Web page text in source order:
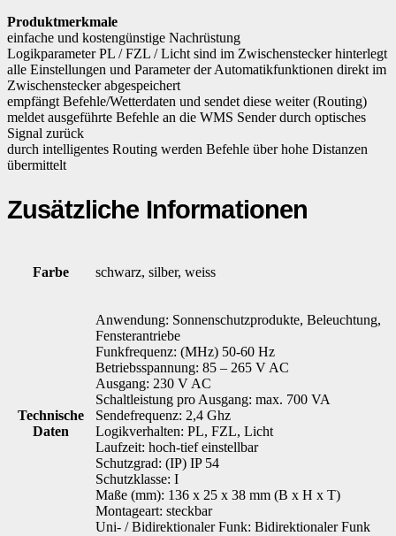
Produktmerkmale
einfache und kostengünstige Nachrüstung
Logikparameter PL / FZL / Licht sind im Zwischenstecker hinterlegt
alle Einstellungen und Parameter der Automatikfunktionen direkt im
Zwischenstecker abgespeichert
empfängt Befehle/Wetterdaten und sendet diese weiter (Routing)
meldet ausgeführte Befehle an die WMS Sender durch optisches
Signal zurück
durch intelligentes Routing werden Befehle über hohe Distanzen
übermittelt
Zusätzliche Informationen
Farbe schwarz, silber, weiss
Technische
Daten
Anwendung: Sonnenschutzprodukte, Beleuchtung,
Fensterantriebe
Funkfrequenz: (MHz) 50-60 Hz
Betriebsspannung: 85 – 265 V AC
Ausgang: 230 V AC
Schaltleistung pro Ausgang: max. 700 VA
Sendefrequenz: 2,4 Ghz
Logikverhalten: PL, FZL, Licht
Laufzeit: hoch-tief einstellbar
Schutzgrad: (IP) IP 54
Schutzklasse: I
Maße (mm): 136 x 25 x 38 mm (B x H x T)
Montageart: steckbar
Uni- / Bidirektionaler Funk: Bidirektionaler Funk